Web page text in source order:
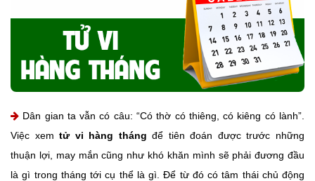
Dân gian ta vẫn có câu: “Có thờ có thiêng, có kiêng có lành”.
Việc xemtử vi hàng tháng để tiên đoán được trước những
thuận lợi, may mắn cũng như khó khăn mình sẽ phải đương đầu
là gì trong tháng tới cụ thể là gì. Để từ đó có tâm thái chủ động